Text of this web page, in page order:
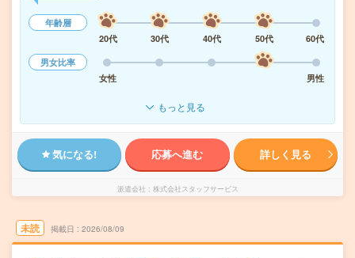
年齢層
20代
30代 40代 50代
60代
男女比率
女性
男性
もっと見る
気になる! 応募へ進む 詳しく見る
派遣会社 株式会社スタッフサービス
未読 掲載日 2026/08/09